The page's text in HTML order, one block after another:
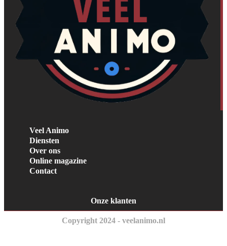
Veel Animo
Diensten
Over ons
Online magazine
Contact
Onze klanten
Copyright 2024 - veelanimo.nl